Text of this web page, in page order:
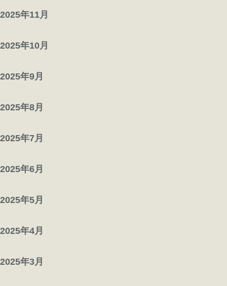
2025年11月
2025年10月
2025年9月
2025年8月
2025年7月
2025年6月
2025年5月
2025年4月
2025年3月